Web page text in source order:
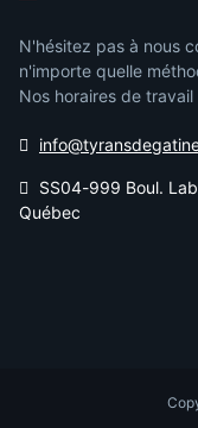
N'hésitez pas à nous
n'importe quelle
Nos horaires de travail
SS04-999 Boul.
Québec